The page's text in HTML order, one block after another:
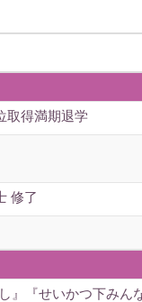
取得満期退学
修了
『せいかつ下みん